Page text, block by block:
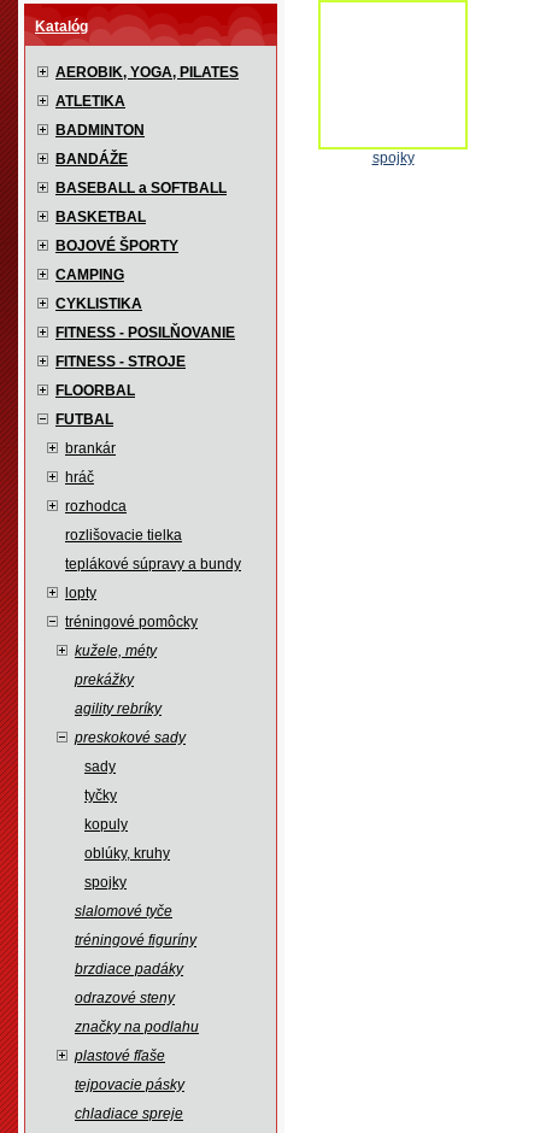
Katalóg
AEROBIK, YOGA, PILATES
ATLETIKA
BADMINTON
BANDÁŽE
BASEBALL a SOFTBALL
BASKETBAL
BOJOVÉ ŠPORTY
CAMPING
CYKLISTIKA
FITNESS - POSILŇOVANIE
FITNESS - STROJE
FLOORBAL
FUTBAL
brankár
hráč
rozhodca
rozlišovacie tielka
teplákové súpravy a bundy
lopty
tréningové pomôcky
kužele, méty
prekážky
agility rebríky
preskokové sady
sady
tyčky
kopuly
oblúky, kruhy
spojky
slalomové tyče
tréningové figuríny
brzdiace padáky
odrazové steny
značky na podlahu
plastové fľaše
tejpovacie pásky
chladiace spreje
spojky